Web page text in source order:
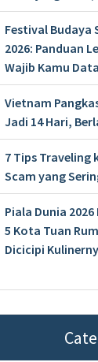
Festival Budaya
2026: Panduan
Wajib Kamu
Vietnam
Jadi 14 Hari,
7 Tips Traveling
Scam yang
Piala Dunia
5 Kota Tuan
Dicicipi